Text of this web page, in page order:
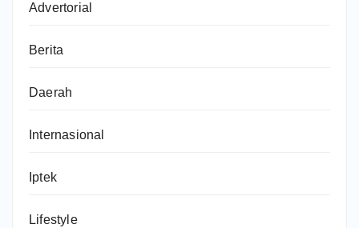
Advertorial
Berita
Daerah
Internasional
Iptek
Lifestyle